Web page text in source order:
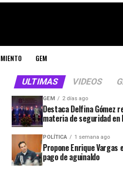
GEM
ULTIMAS VIDEOS
GEM 2 días ago
Destaca Delfina Gómez
materia de seguridad en
POLÍTICA 1 semana ago
Propone Enrique Vargas
pago de aguinaldo